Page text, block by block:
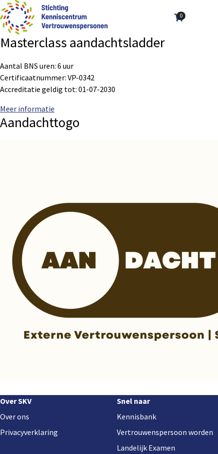
Aantal
0
Zoek
Masterclass aandachtsladder
Aantal BNS uren: 6 uur
Certificaatnummer: VP-0342
Accreditatie geldig tot: 01-07-2030
Meer informatie
Sub
Sub
Aandachttogo
Footer
navigation
Over SKV
Over ons
Privacyverklaring
Snel naar
Kennisbank
Vertrouwenspersoon worden
Landelijk Examen